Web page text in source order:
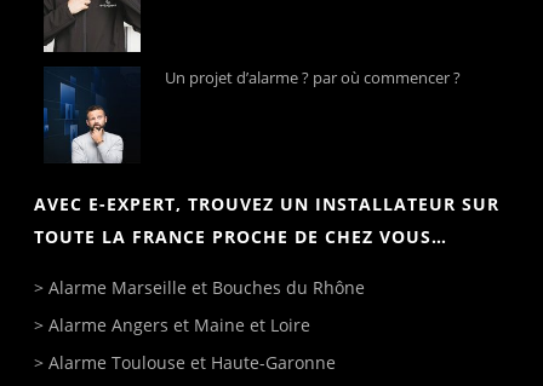
Un projet d’alarme ? par où commencer ?
AVEC E-EXPERT, TROUVEZ UN INSTALLATEUR SUR
TOUTE LA FRANCE PROCHE DE CHEZ VOUS…
>Alarme Marseille et Bouches du Rhône
>Alarme Angers et Maine et Loire
>Alarme Toulouse et Haute-Garonne